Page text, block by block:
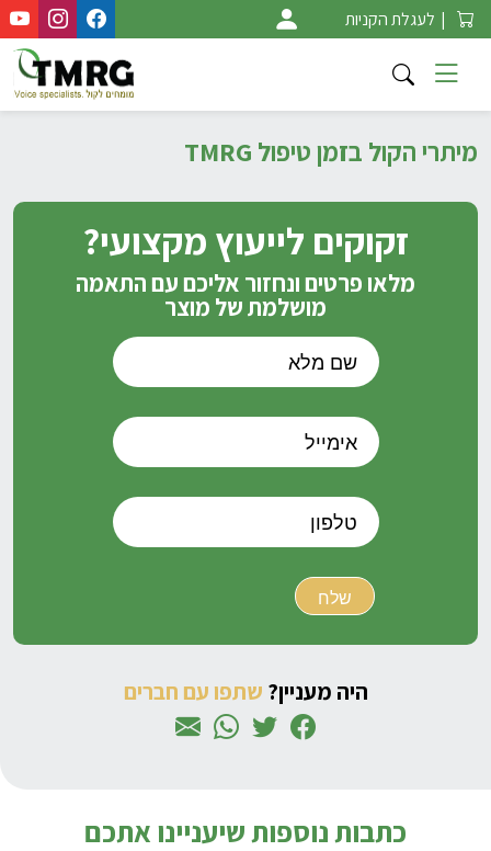
Skip
to
content
| לעגלת הקניות
מיתרי הקול בזמן טיפול TMRG
זקוקים לייעוץ מקצועי?
מלאו פרטים ונחזור אליכם עם התאמה
מושלמת של מוצר
היה מעניין? שתפו עם חברים
כתבות נוספות שיעניינו אתכם